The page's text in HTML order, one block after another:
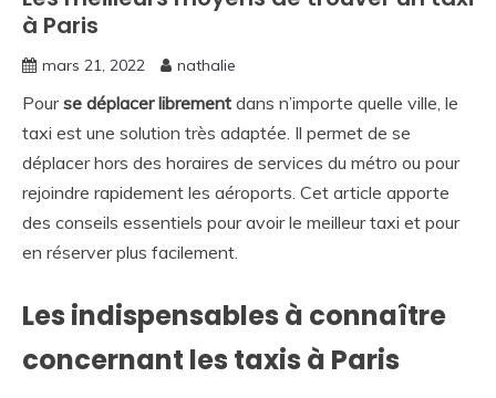
à Paris
mars 21, 2022 nathalie
Pourse déplacer librement dans n’importe quelle ville, le
taxi est une solution très adaptée. Il permet de se
déplacer hors des horaires de services du métro ou pour
rejoindre rapidement les aéroports. Cet article apporte
des conseils essentiels pour avoir le meilleur taxi et pour
en réserver plus facilement.
Les indispensables à connaître
concernant les taxis à Paris